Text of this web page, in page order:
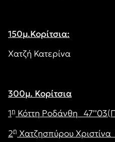
150μ.Κορίτσια:
Χατζή Κατερίνα
300μ. Κορίτσια
1η Κόττη Ροδάνθη
2η Χατζησπύρου